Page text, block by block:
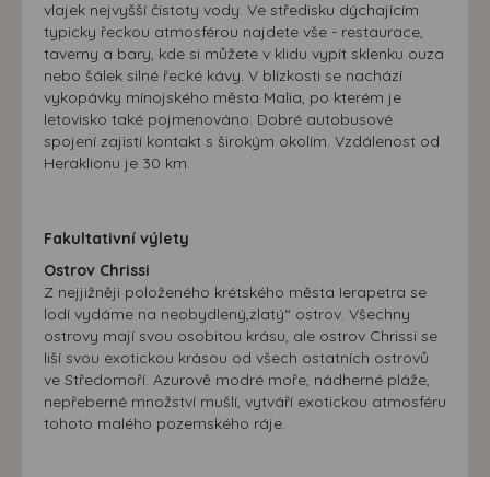
vlajek nejvyšší čistoty vody. Ve středisku dýchajícím
typicky řeckou atmosférou najdete vše - restaurace,
taverny a bary, kde si můžete v klidu vypít sklenku ouza
nebo šálek silné řecké kávy. V blízkosti se nachází
vykopávky mínojského města Malia, po kterém je
letovisko také pojmenováno. Dobré autobusové
spojení zajistí kontakt s širokým okolím. Vzdálenost od
Heraklionu je 30 km.
Fakultativní výlety
Ostrov Chrissi
Z nejjižněji položeného krétského města Ierapetra se
lodí vydáme na neobydlený,zlatý“ ostrov. Všechny
ostrovy mají svou osobitou krásu, ale ostrov Chrissi se
liší svou exotickou krásou od všech ostatních ostrovů
ve Středomoří. Azurově modré moře, nádherné pláže,
nepřeberné množství mušlí, vytváří exotickou atmosféru
tohoto malého pozemského ráje.